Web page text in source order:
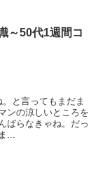
～50代1週間コ
と言ってもまだま
ンの涼しいところを
ばらなきゃね。だっ
...